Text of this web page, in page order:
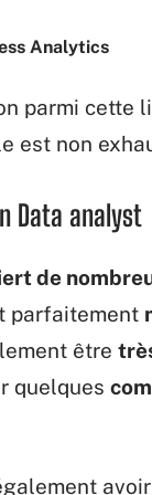
Analytics
parmi cette
est non
Data analyst
de
parfaitement
être
quelques